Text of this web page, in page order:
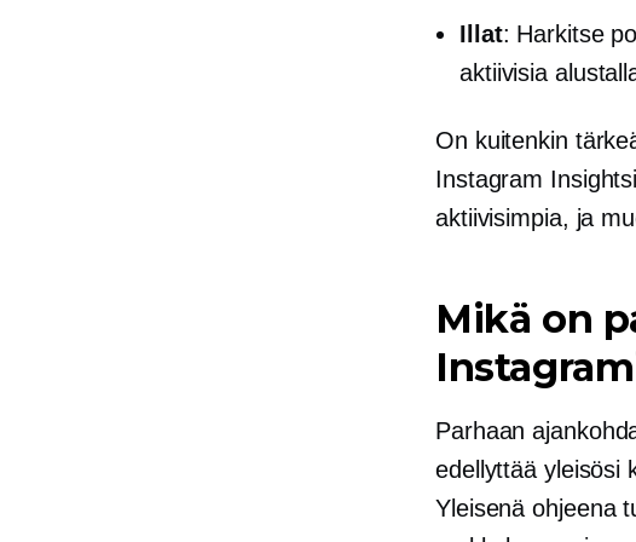
Illat: Harkitse
aktiivisia
On kuitenkin
Instagram
aktiivisimpia, ja
Mikä on
Parhaan
edellyttää yleisösi
Yleisenä ohjeena